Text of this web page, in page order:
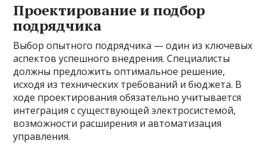
Проектирование и подбор
подрядчика
Выбор опытного подрядчика — один из ключевых
аспектов успешного внедрения. Специалисты
должны предложить оптимальное решение,
исходя из технических требований и бюджета. В
ходе проектирования обязательно учитывается
интеграция с существующей электросистемой,
возможности расширения и автоматизация
управления.